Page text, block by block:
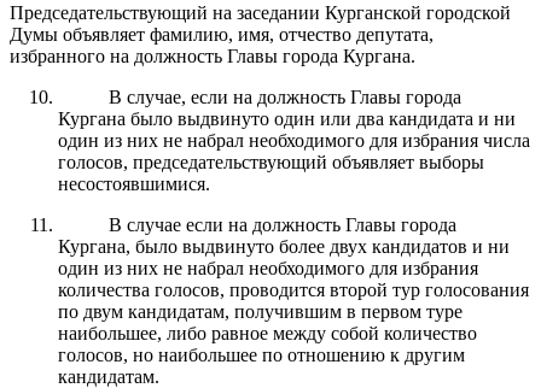
Председательствующий на заседании Курганской городской
Думы объявляет фамилию, имя, отчество депутата,
избранного на должность Главы города Кургана.
В случае, если на должность Главы города
Кургана было выдвинуто один или два кандидата и ни
один из них не набрал необходимого для избрания числа
голосов, председательствующий объявляет выборы
несостоявшимися.
В случае если на должность Главы города
Кургана, было выдвинуто более двух кандидатов и ни
один из них не набрал необходимого для избрания
количества голосов, проводится второй тур голосования
по двум кандидатам, получившим в первом туре
наибольшее, либо равное между собой количество
голосов, но наибольшее по отношению к другим
кандидатам.